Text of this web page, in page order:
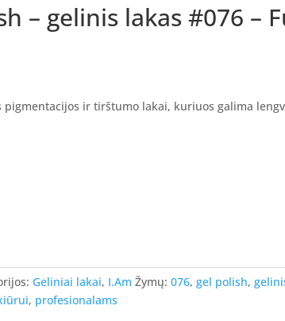
– gelinis lakas #076 –
pigmentacijos ir tirštumo lakai, kuriuos galima
Geliniai lakai, I.Am Žymų:076,gel polish,
, profesionalams